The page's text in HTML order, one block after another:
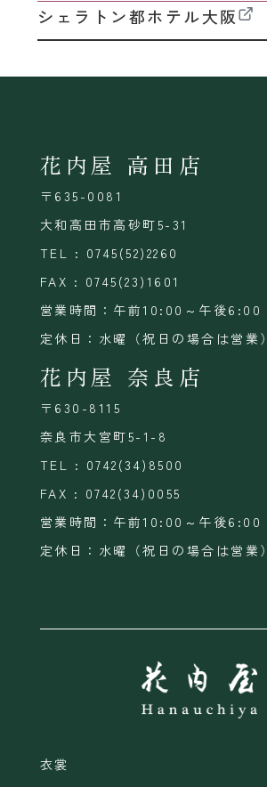
シェラトン都ホテル大阪
花内屋 高田店
〒635-0081
大和高田市高砂町5-31
TEL : 0745(52)2260
FAX : 0745(23)1601
営業時間：午前10:00～午後6:00
定休日：水曜（祝日の場合は営業）
花内屋 奈良店
〒630-8115
奈良市大宮町5-1-8
TEL : 0742(34)8500
FAX : 0742(34)0055
営業時間：午前10:00～午後6:00
定休日：水曜（祝日の場合は営業）
衣裳